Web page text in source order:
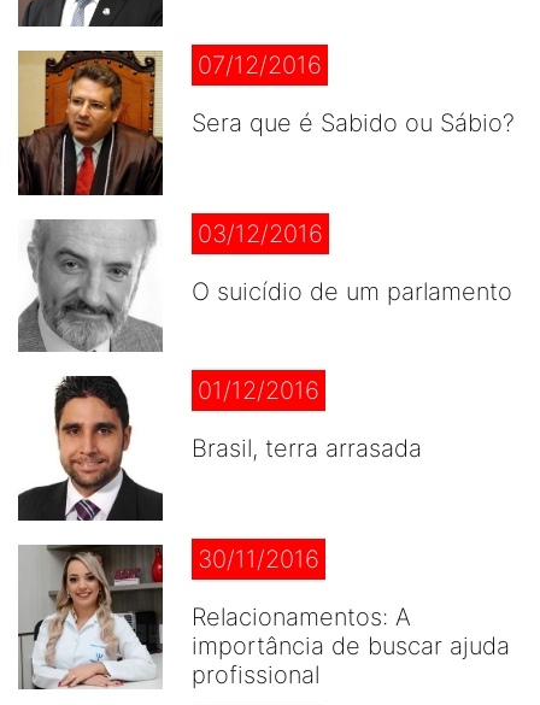
07/12/2016
Sera que é Sabido ou Sábio?
03/12/2016
O suicídio de um parlamento
01/12/2016
Brasil, terra arrasada
30/11/2016
Relacionamentos: A
importância de buscar ajuda
profissional